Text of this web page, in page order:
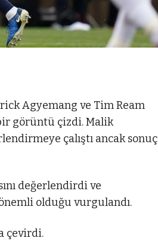
Agyemang ve Tim Ream
görüntü çizdi. Malik
çalıştı ancak sonuç
değerlendirdi ve
olduğu vurgulandı.
çevirdi.